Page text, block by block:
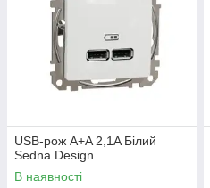
USB-рож A+A 2,1A Білий
Sedna Design
В наявності